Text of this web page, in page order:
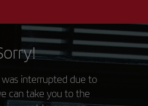
interrupted due to
can take you to the